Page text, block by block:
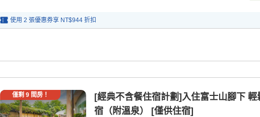
使用 2 張優惠券享 NT$944 折扣
僅剩 9間房！
[經典不含餐住宿計劃]入住富士山腳下
宿（附溫泉） [僅供住宿]